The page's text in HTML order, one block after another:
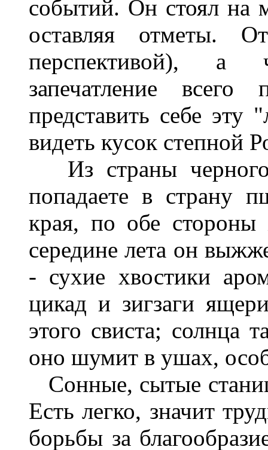
событий. Он стоял на
оставляя отметы.
перспективой), а
запечатление
представить себе эту
видеть кусок степной
Из страны
попадаете в страну
края, по обе стороны
середине лета он
- сухие хвостики
цикад и зигзаги
этого свиста; солнца
оно шумит в ушах,
Сонные, сытые
Есть легко, значит
борьбы за